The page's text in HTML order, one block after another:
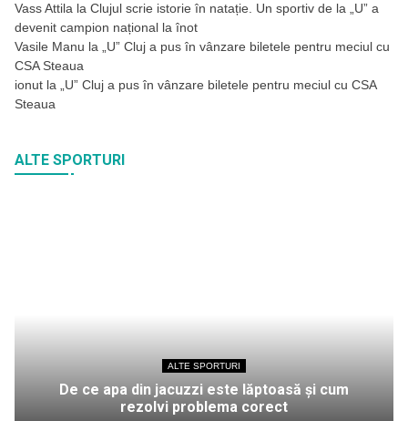
Vass Attila la Clujul scrie istorie în natație. Un sportiv de la „U” a
devenit campion național la înot
Vasile Manu la
„U” Cluj a pus în vânzare biletele pentru meciul cu
CSA Steaua
ionut la
„U” Cluj a pus în vânzare biletele pentru meciul cu CSA
Steaua
ALTE SPORTURI
ALTE SPORTURI
De ce apa din jacuzzi este lăptoasă și cum
rezolvi problema corect